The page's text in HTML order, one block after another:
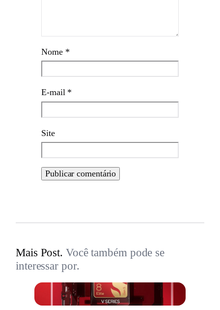
Nome *
E-mail *
Site
Mais Post. Você também pode se
interessar por.